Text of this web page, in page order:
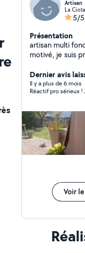
Artisan
5/5
Présentation
artisan multi
motivé, je suis prêt à étudier toutes vos demandes
Dernier avis
Il y a plus de 6 mois
Réactif pro sérieux
Voir